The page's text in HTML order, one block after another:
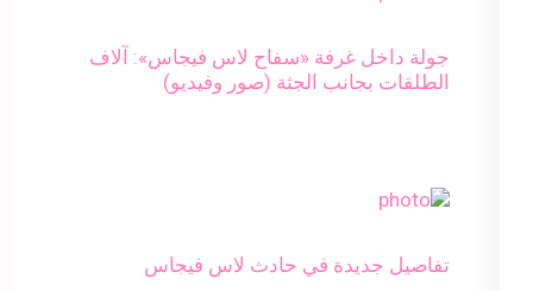
جولة داخل غرفة «سفاح لاس فيجاس»: آلاف
الطلقات بجانب الجثة (صور وفيديو)
تفاصيل جديدة في حادث لاس فيجاس